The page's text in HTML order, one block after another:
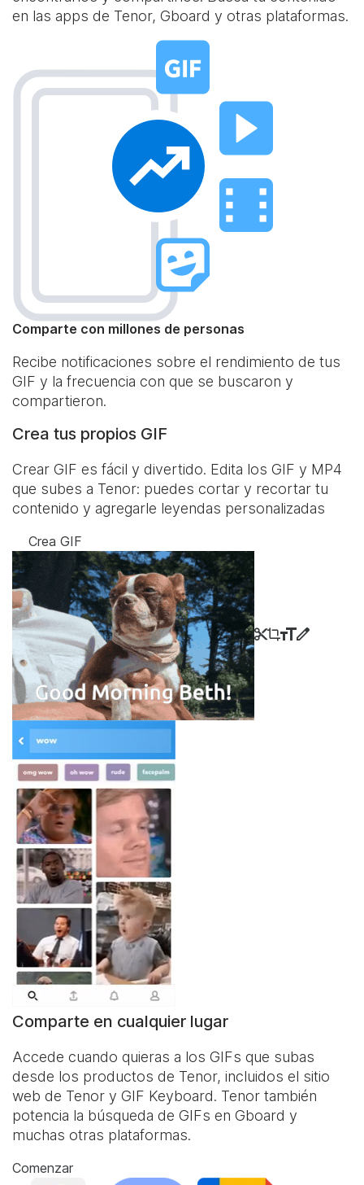
en las apps de Tenor, Gboard y otras plataformas.
Comparte con millones de personas
Recibe notificaciones sobre el rendimiento de tus
GIF y la frecuencia con que se buscaron y
compartieron.
Crea tus propios GIF
Crear GIF es fácil y divertido. Edita los GIF y MP4
que subes a Tenor: puedes cortar y recortar tu
contenido y agregarle leyendas personalizadas
Crea GIF
Comparte en cualquier lugar
Accede cuando quieras a los GIFs que subas
desde los productos de Tenor, incluidos el sitio
web de Tenor y GIF Keyboard. Tenor también
potencia la búsqueda de GIFs en Gboard y
muchas otras plataformas.
Comenzar